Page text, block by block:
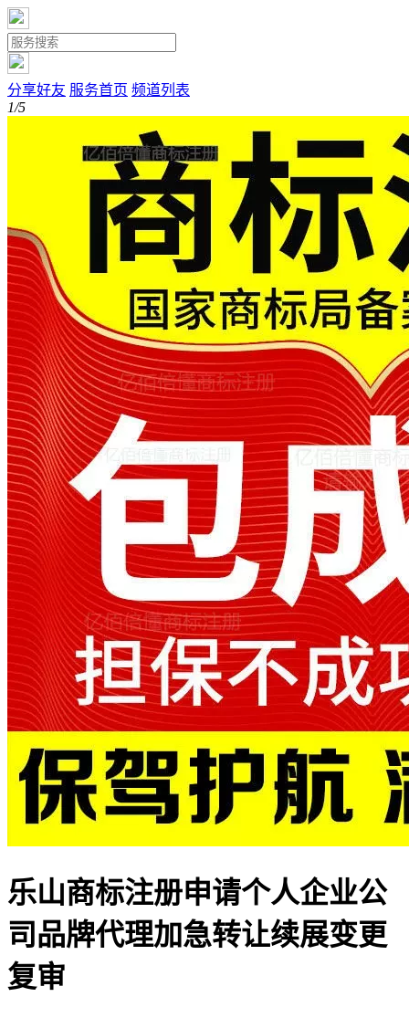
分享好友 服务首页 频道列表
1/5
乐山商标注册申请个人企业公
司品牌代理加急转让续展变更
复审